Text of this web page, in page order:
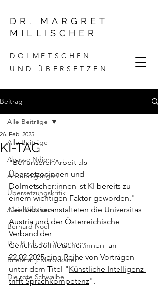
DR. MARGRET
MILLISCHER
DOLMETSCHEN
UND ÜBERSETZEN
Beitrag
Alle Beiträge
Abasse Ndione
Ankündigungen
Übersetzungskritik
Alain Blottiere
Bernard Noel
Das Buch vom Vergessen
Briefe a. j. Marokkaner
Die rote Schwalbe
Alle Beiträge
KI-TAG
26. Feb. 2025
"Bei unserer Arbeit als
Übersetzer:innen und
Dolmetscher:innen ist KI bereits zu
einem wichtigen Faktor geworden."
Deshalb veranstalteten die Universitas
Austria und der Österreichische
Verband der
Gerichtsdolmetscher:innen  am
22.02.2025 eine Reihe von Vorträgen
unter dem Titel "Künstliche Intelligenz
trifft Sprachkompetenz".